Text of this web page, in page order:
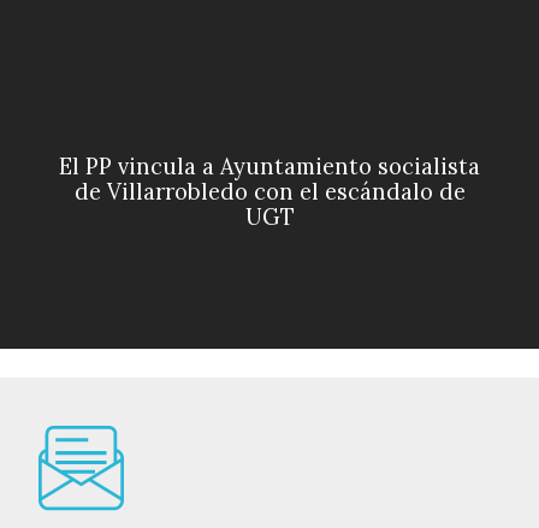
El PP vincula a Ayuntamiento socialista
de Villarrobledo con el escándalo de
UGT